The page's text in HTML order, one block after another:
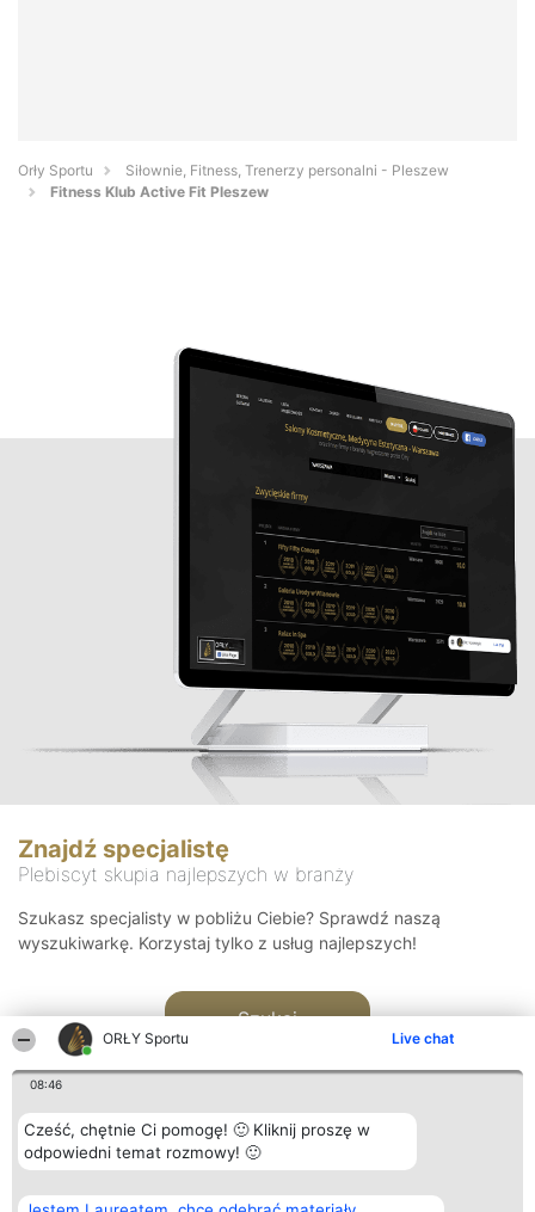
ORŁY Sportu Live chat
08:46
Cześć, chętnie Ci pomogę! 🙂 Kliknij proszę w
odpowiedni temat rozmowy! 🙂
Orły Sportu
Siłownie, Fitness, Trenerzy personalni - Pleszew
Fitness Klub Active Fit Pleszew
Znajdź specjalistę
Plebiscyt skupia najlepszych w branży
Szukasz specjalisty w pobliżu Ciebie? Sprawdź naszą
wyszukiwarkę. Korzystaj tylko z usług najlepszych!
Szukaj
Organizator plebiscytu Plebiscyt Kontakt